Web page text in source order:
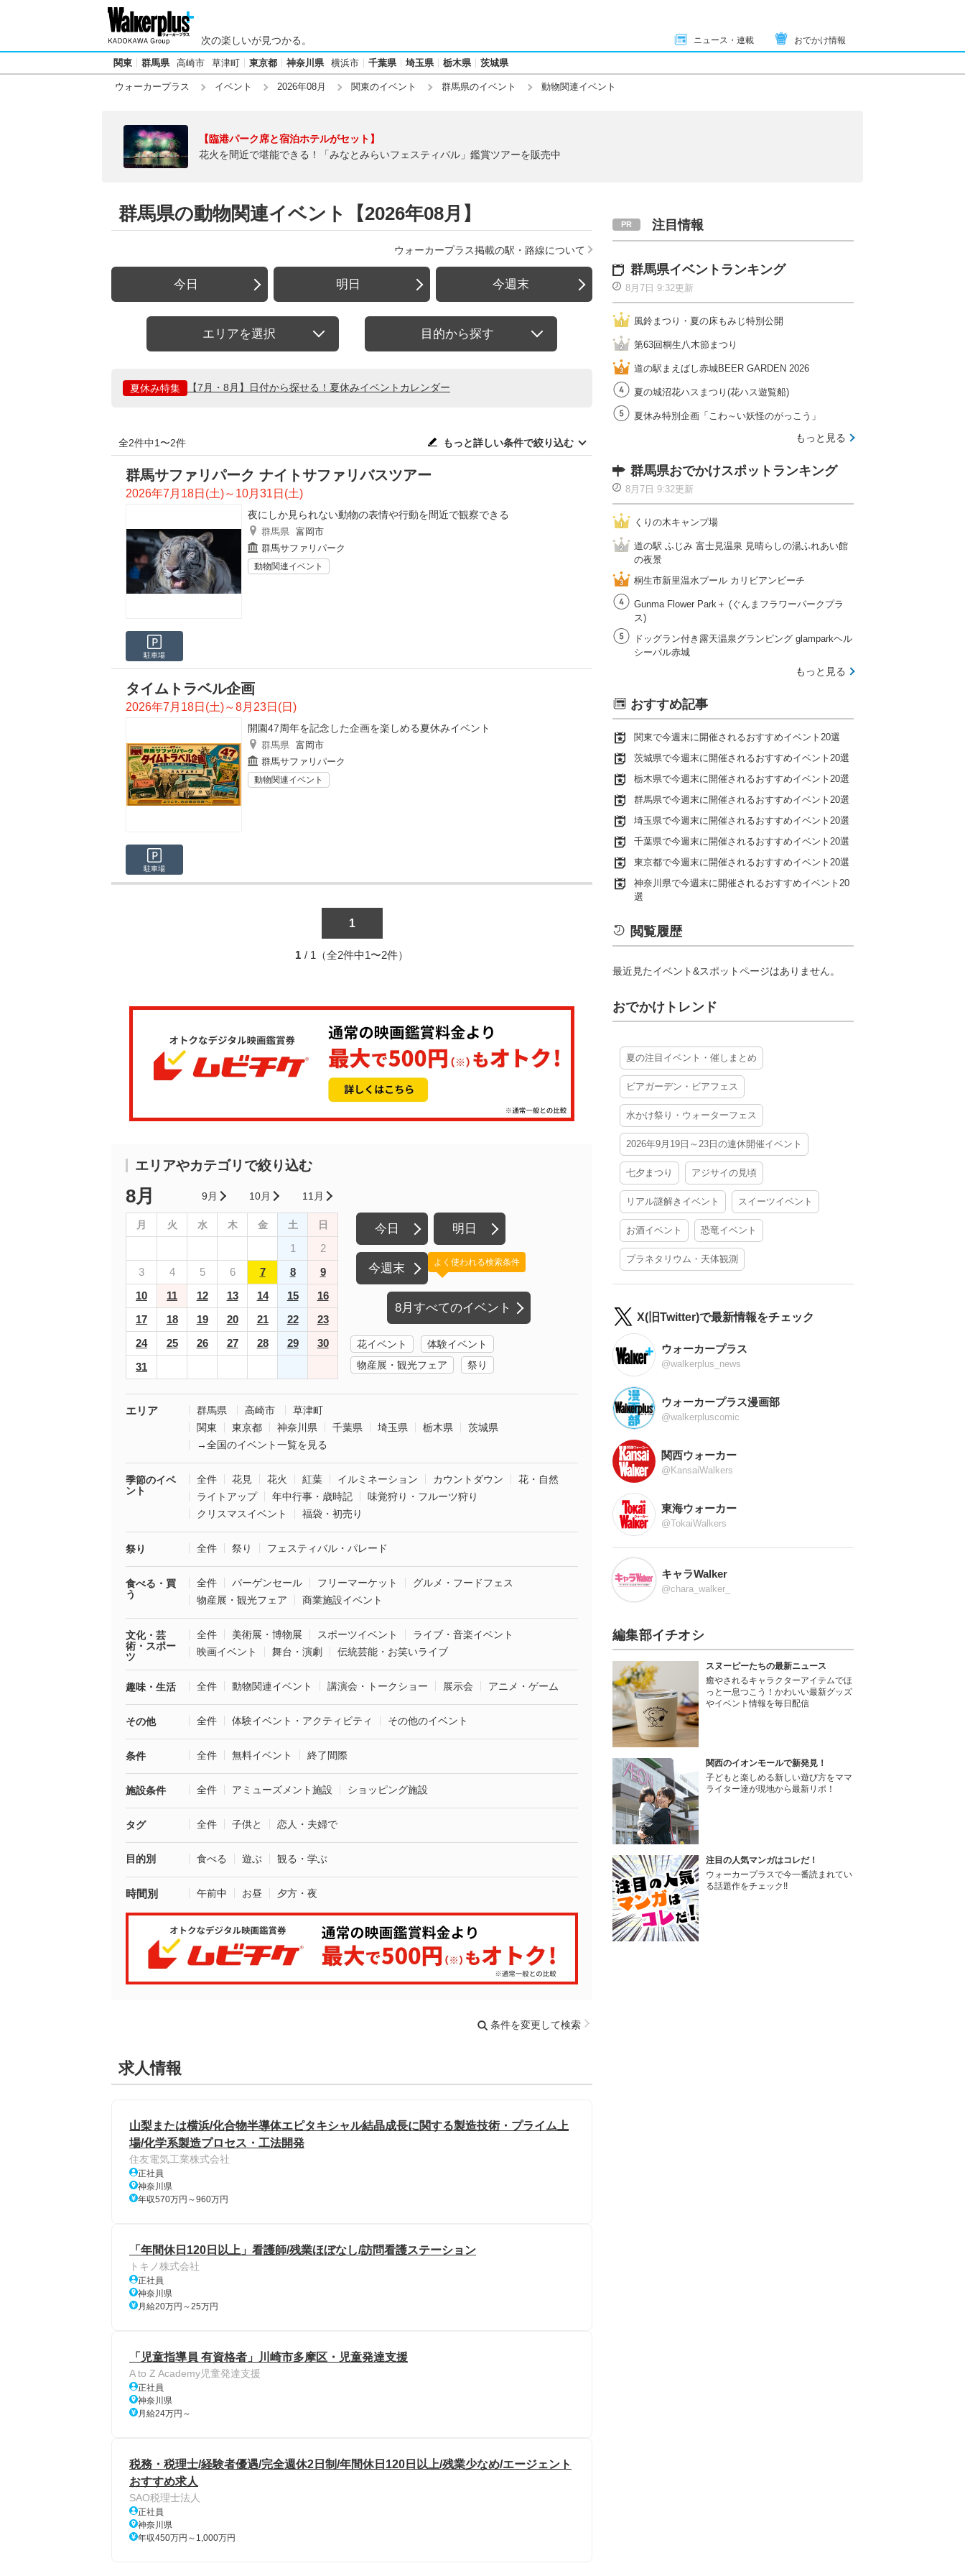
次の楽しいが見つかる。 ニュース・連載 おでかけ情報
関東 群馬県 高崎市 草津町 東京都 神奈川県 横浜市 千葉県 埼玉県 栃木県 茨城県
ウォーカープラス イベント 2026年08月 関東のイベント 群馬県のイベント 動物関連イベント
【臨港パーク席と宿泊ホテルがセット】
花火を間近で堪能できる！「みなとみらいフェスティバル」鑑賞ツアーを販売中
群馬県の動物関連イベント【2026年08月】
ウォーカープラス掲載の駅・路線について
今日 明日 今週末
エリアを選択 目的から探す
夏休み特集 【7月・8月】日付から探せる！夏休みイベントカレンダー
全2件中1〜2件 もっと詳しい条件で絞り込む
群馬サファリパーク ナイトサファリバスツアー
2026年7月18日(土)～10月31日(土)
夜にしか見られない動物の表情や行動を間近で観察できる
群馬県 富岡市
群馬サファリパーク
動物関連イベント
駐車場
タイムトラベル企画
2026年7月18日(土)～8月23日(日)
開園47周年を記念した企画を楽しめる夏休みイベント
群馬県 富岡市
群馬サファリパーク
動物関連イベント
駐車場
1
1 / 1（全2件中1〜2件）
エリアやカテゴリで絞り込む
8月 9月 10月 11月
月 火 水 木 金 土 日
1
2
3
4 5 6 7 8
9
10
11 12 13 14 15
16
17
18 19 20 21 22
23
24
25 26 27 28 29
30
31
今日 明日
今週末
8月すべてのイベント
よく使われる検索条件
花イベント
体験イベント
物産展・観光フェア
祭り
エリア 群馬県 高崎市
草津町
関東
東京都 神奈川県 千葉県 埼玉県 栃木県
茨城県
→全国のイベント一覧を見る
季節のイベ
ント
全件 花見 花火 紅葉 イルミネーション カウントダウン
花・自然
ライトアップ
年中行事・歳時記
味覚狩り・フルーツ狩り
クリスマスイベント
福袋・初売り
祭り 全件 祭り フェスティバル・パレード
食べる・買
う
全件 バーゲンセール フリーマーケット
グルメ・フードフェス
物産展・観光フェア
商業施設イベント
文化・芸
術・スポー
ツ
全件 美術展・博物展 スポーツイベント
ライブ・音楽イベント
映画イベント
舞台・演劇 伝統芸能・お笑いライブ
趣味・生活 全件 動物関連イベント 講演会・トークショー 展示会 アニメ・ゲーム
その他 全件 体験イベント・アクティビティ その他のイベント
条件 全件 無料イベント 終了間際
施設条件 全件 アミューズメント施設 ショッピング施設
タグ 全件 子供と 恋人・夫婦で
目的別 食べる 遊ぶ 観る・学ぶ
時間別 午前中 お昼 夕方・夜
条件を変更して検索
求人情報
山梨または横浜/化合物半導体エピタキシャル結晶成長に関する製造技術・プライム上
場/化学系製造プロセス・工法開発
住友電気工業株式会社
正社員
神奈川県
年収570万円～960万円
「年間休日120日以上」看護師/残業ほぼなし/訪問看護ステーション
トキノ株式会社
正社員
神奈川県
月給20万円～25万円
「児童指導員 有資格者」川崎市多摩区・児童発達支援
A to Z Academy児童発達支援
正社員
神奈川県
月給24万円～
税務・税理士/経験者優遇/完全週休2日制/年間休日120日以上/残業少なめ/エージェント
おすすめ求人
SAO税理士法人
正社員
神奈川県
年収450万円～1,000万円
注目情報
群馬県イベントランキング
8月7日 9:32更新
風鈴まつり・夏の床もみじ特別公開
第63回桐生八木節まつり
道の駅まえばし赤城BEER GARDEN 2026
夏の城沼花ハスまつり(花ハス遊覧船)
夏休み特別企画「こわ～い妖怪のがっこう」
もっと見る
群馬県おでかけスポットランキング
8月7日 9:32更新
くりの木キャンプ場
道の駅 ふじみ 富士見温泉 見晴らしの湯ふれあい館
の夜景
桐生市新里温水プール カリビアンビーチ
Gunma Flower Park＋ (ぐんまフラワーパークプラ
ス)
ドッグラン付き露天温泉グランピング glamparkヘル
シーパル赤城
もっと見る
おすすめ記事
関東で今週末に開催されるおすすめイベント20選
茨城県で今週末に開催されるおすすめイベント20選
栃木県で今週末に開催されるおすすめイベント20選
群馬県で今週末に開催されるおすすめイベント20選
埼玉県で今週末に開催されるおすすめイベント20選
千葉県で今週末に開催されるおすすめイベント20選
東京都で今週末に開催されるおすすめイベント20選
神奈川県で今週末に開催されるおすすめイベント20
選
閲覧履歴
最近見たイベント&スポットページはありません。
おでかけトレンド
夏の注目イベント・催しまとめ
ビアガーデン・ビアフェス
水かけ祭り・ウォーターフェス
2026年9月19日～23日の連休開催イベント
七夕まつり アジサイの見頃
リアル謎解きイベント スイーツイベント
お酒イベント 恐竜イベント
プラネタリウム・天体観測
X(旧Twitter)で最新情報をチェック
ウォーカープラス
@walkerplus_news
ウォーカープラス漫画部
@walkerpluscomic
関西ウォーカー
@KansaiWalkers
東海ウォーカー
@TokaiWalkers
キャラWalker
@chara_walker_
編集部イチオシ
スヌーピーたちの最新ニュース
癒やされるキャラクターアイテムでほ
っと一息つこう！かわいい最新グッズ
やイベント情報を毎日配信
関西のイオンモールで新発見！
子どもと楽しめる新しい遊び方をママ
ライター達が現地から最新リポ！
注目の人気マンガはコレだ！
ウォーカープラスで今一番読まれてい
る話題作をチェック!!